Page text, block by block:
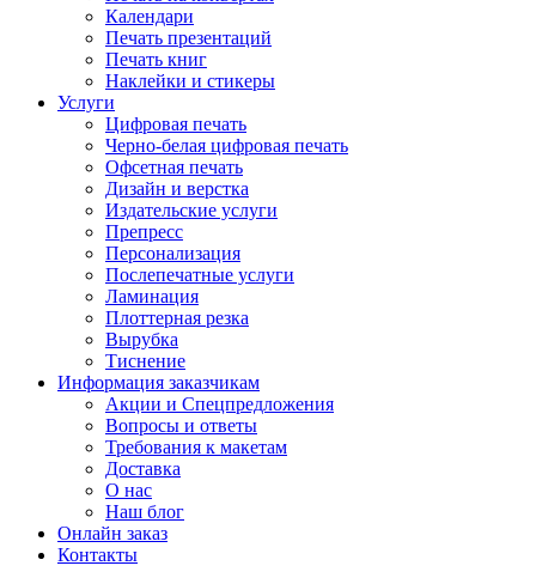
Календари
Печать презентаций
Печать книг
Наклейки и стикеры
Услуги
Цифровая печать
Черно-белая цифровая печать
Офсетная печать
Дизайн и верстка
Издательские услуги
Препресс
Персонализация
Послепечатные услуги
Ламинация
Плоттерная резка
Вырубка
Тиснение
Информация заказчикам
Акции и Спецпредложения
Вопросы и ответы
Требования к макетам
Доставка
О нас
Наш блог
Онлайн заказ
Контакты